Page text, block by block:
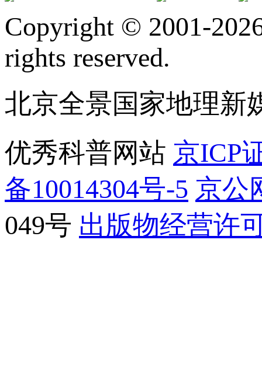
Copyright © 2001-
rights reserved.
北京全景国家地理新
优秀科普网站 京ICP
备10014304号-5 京公
049号 出版物经营许